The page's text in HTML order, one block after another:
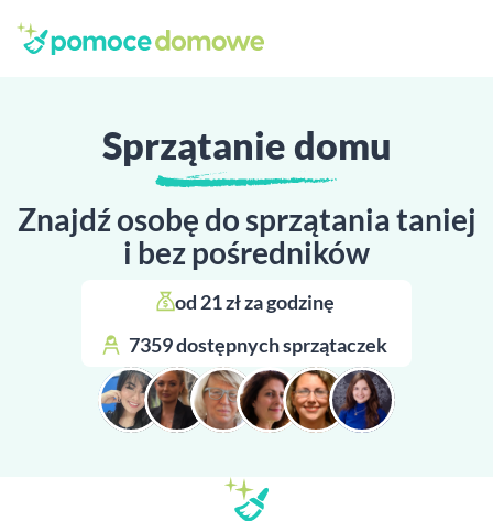
Sprzątanie domu
Znajdź osobę do sprzątania taniej
i bez pośredników
od 21 zł za godzinę
7359 dostępnych sprzątaczek